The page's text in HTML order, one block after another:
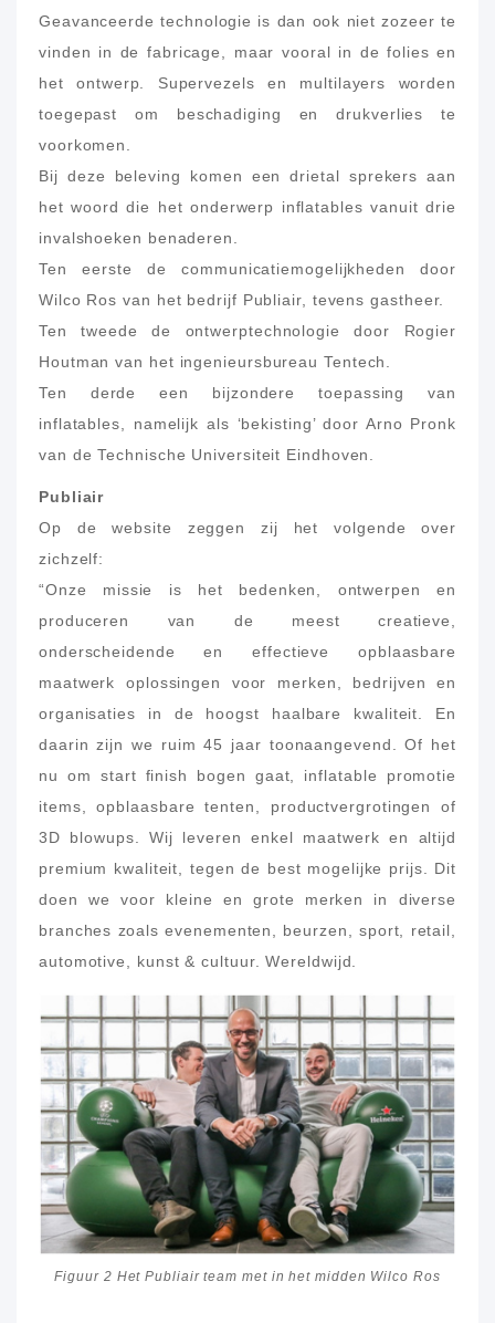
Geavanceerde technologie is dan ook niet zozeer te
vinden in de fabricage, maar vooral in de folies en
het ontwerp. Supervezels en multilayers worden
toegepast om beschadiging en drukverlies te
voorkomen.
Bij deze beleving komen een drietal sprekers aan
het woord die het onderwerp inflatables vanuit drie
invalshoeken benaderen.
Ten eerste de communicatiemogelijkheden door
Wilco Ros van het bedrijf Publiair, tevens gastheer.
Ten tweede de ontwerptechnologie door Rogier
Houtman van het ingenieursbureau Tentech.
Ten derde een bijzondere toepassing van
inflatables, namelijk als ‘bekisting’ door Arno Pronk
van de Technische Universiteit Eindhoven.
Publiair
Op de website zeggen zij het volgende over
zichzelf:
“Onze missie is het bedenken, ontwerpen en
produceren van de meest creatieve,
onderscheidende en effectieve opblaasbare
maatwerk oplossingen voor merken, bedrijven en
organisaties in de hoogst haalbare kwaliteit. En
daarin zijn we ruim 45 jaar toonaangevend. Of het
nu om start finish bogen gaat, inflatable promotie
items, opblaasbare tenten, productvergrotingen of
3D blowups. Wij leveren enkel maatwerk en altijd
premium kwaliteit, tegen de best mogelijke prijs. Dit
doen we voor kleine en grote merken in diverse
branches zoals evenementen, beurzen, sport, retail,
automotive, kunst & cultuur. Wereldwijd.
Figuur 2 Het Publiair team met in het midden Wilco Ros